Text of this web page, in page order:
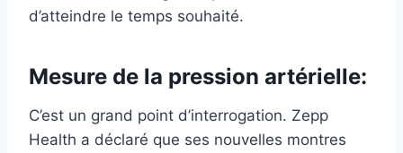
d’atteindre le temps souhaité.
Mesure de la pression artérielle:
C’est un grand point d’interrogation. Zepp
Health a déclaré que ses nouvelles montres